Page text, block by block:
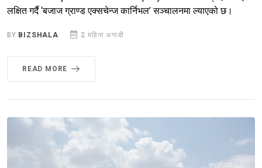
लक्षित गर्दै ‘बजाज ग्राण्ड एक्सचेन्ज कार्निभल’ सञ्चालनमा ल्याएको छ।
BY BIZSHALA 2 महिना अगाडी
READ MORE